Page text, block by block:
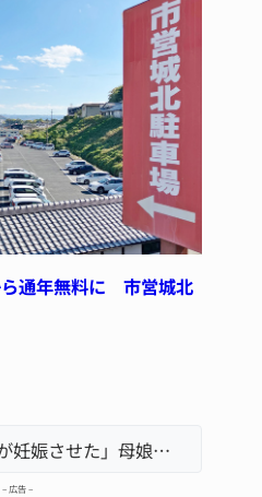
通年無料に 市営城北
「息子が妊娠させた」母娘だまされ400万円詐欺被害 名張
– 広告 –